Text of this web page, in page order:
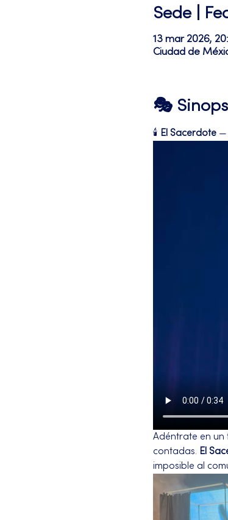
Sede |
13 mar 2026,
Ciudad de
🎭
🕯️ El Sacerdote —
Adéntrate en un
contadas. El
imposible al